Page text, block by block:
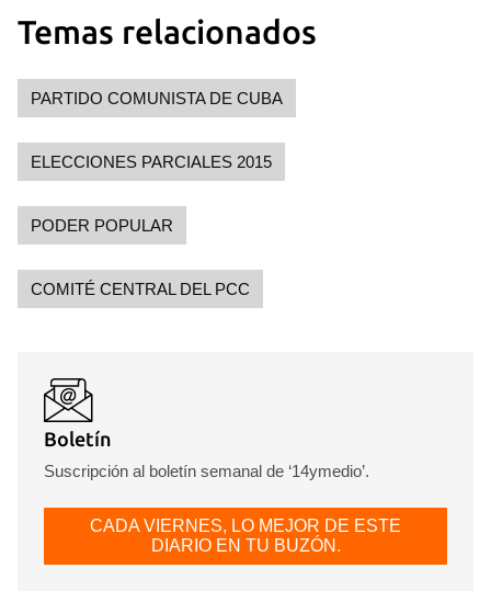
Temas relacionados
PARTIDO COMUNISTA DE CUBA
ELECCIONES PARCIALES 2015
PODER POPULAR
COMITÉ CENTRAL DEL PCC
Boletín
Suscripción al boletín semanal de ‘14ymedio’.
CADA VIERNES, LO MEJOR DE ESTE
DIARIO EN TU BUZÓN.